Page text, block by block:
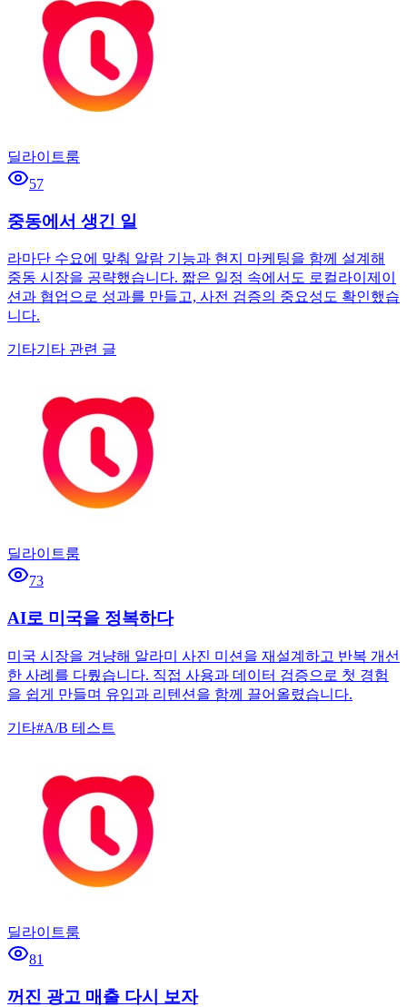
딜라이트룸
57
중동에서 생긴 일
라마단 수요에 맞춰 알람 기능과 현지 마케팅을 함께 설계해
중동 시장을 공략했습니다. 짧은 일정 속에서도 로컬라이제이
션과 협업으로 성과를 만들고, 사전 검증의 중요성도 확인했습
니다.
기타기타 관련 글
딜라이트룸
73
AI로 미국을 정복하다
미국 시장을 겨냥해 알라미 사진 미션을 재설계하고 반복 개선
한 사례를 다뤘습니다. 직접 사용과 데이터 검증으로 첫 경험
을 쉽게 만들며 유입과 리텐션을 함께 끌어올렸습니다.
기타#A/B 테스트
딜라이트룸
81
꺼진 광고 매출 다시 보자